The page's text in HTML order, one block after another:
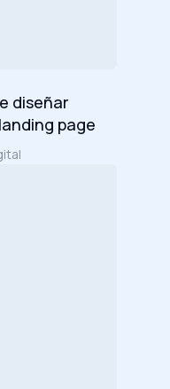
diseñar
page